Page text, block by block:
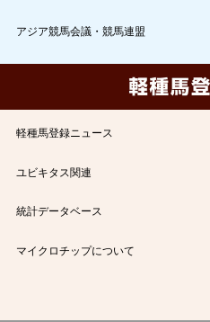
アジア競馬会議・競馬連盟
軽種馬登録ニュース
ユビキタス関連
統計データベース
マイクロチップについて